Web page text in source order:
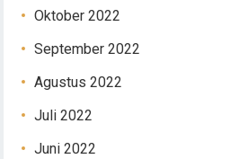
Oktober 2022
September 2022
Agustus 2022
Juli 2022
Juni 2022